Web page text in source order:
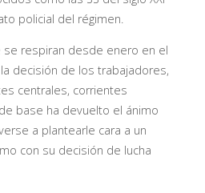
policial del régimen.
se respiran desde enero en el
decisión de los trabajadores,
centrales, corrientes
base ha devuelto el ánimo
a plantearle cara a un
con su decisión de lucha